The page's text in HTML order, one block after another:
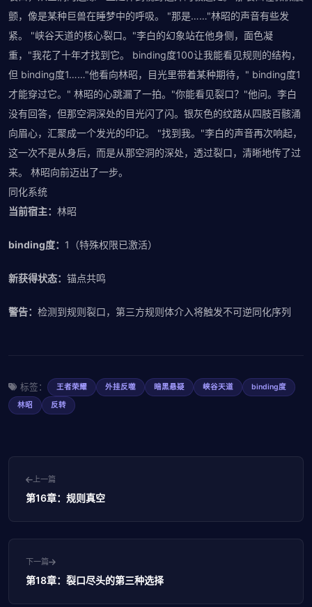
颤，像是某种巨兽在睡梦中的呼吸。 "那是……"林昭的声音有些发
紧。 "峡谷天道的核心裂口。"李白的幻象站在他身侧，面色凝
重，"我花了十年才找到它。 binding度100让我能看见规则的结构，
但 binding度1……"他看向林昭，目光里带着某种期待，" binding度1
才能穿过它。" 林昭的心跳漏了一拍。"你能看见裂口？"他问。李白
没有回答，但那空洞深处的目光闪了闪。银灰色的纹路从四肢百骸涌
向眉心，汇聚成一个发光的印记。 "找到我。"李白的声音再次响起，
这一次不是从身后，而是从那空洞的深处，透过裂口，清晰地传了过
来。 林昭向前迈出了一步。
同化系统
当前宿主： 林昭
binding度： 1（特殊权限已激活）
新获得状态： 锚点共鸣
警告： 检测到规则裂口，第三方规则体介入将触发不可逆同化序列
标签： 王者荣耀 外挂反噬 暗黑悬疑 峡谷天道
binding度
林昭
反转
上一篇
第16章：规则真空
下一篇
第18章：裂口尽头的第三种选择